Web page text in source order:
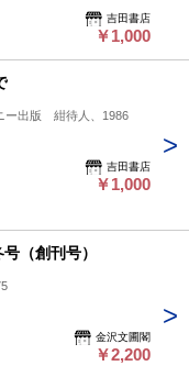
吉田書店
￥1,000
ー出版 紺待人、1986
吉田書店
￥1,000
（創刊号）
金沢文圃閣
￥2,200